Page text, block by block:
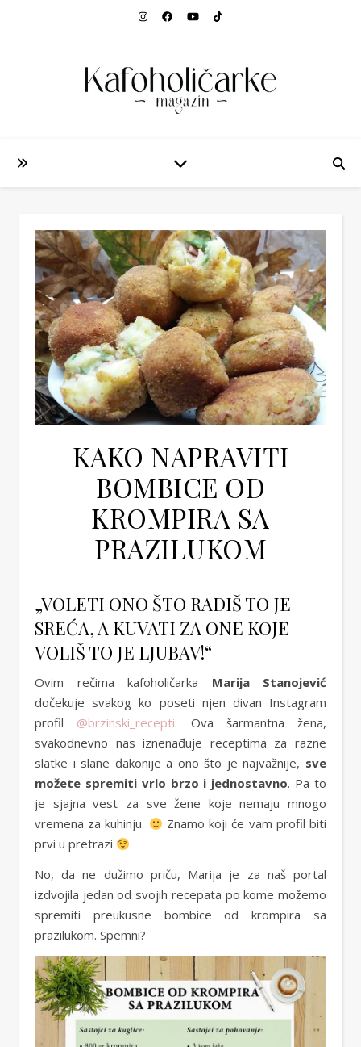
KAKO NAPRAVITI
BOMBICE OD
KROMPIRA SA
PRAZILUKOM
„VOLETI ONO ŠTO RADIŠ TO JE
SREĆA, A KUVATI ZA ONE KOJE
VOLIŠ TO JE LJUBAV!“
Ovim rečima kafoholičarka Marija Stanojević
dočekuje svakog ko poseti njen divan Instagram
profil @brzinski_recepti. Ova šarmantna žena,
svakodnevno nas iznenađuje receptima za razne
slatke i slane đakonije a ono što je najvažnije, sve
možete spremiti vrlo brzo i jednostavno. Pa to
je sjajna vest za sve žene koje nemaju mnogo
vremena za kuhinju.
Znamo koji će vam profil biti
prvi u pretrazi
No, da ne dužimo priču, Marija je za naš portal
izdvojila jedan od svojih recepata po kome možemo
spremiti preukusne bombice od krompira sa
prazilukom. Spemni?